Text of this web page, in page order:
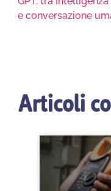
e conversazione
Articoli